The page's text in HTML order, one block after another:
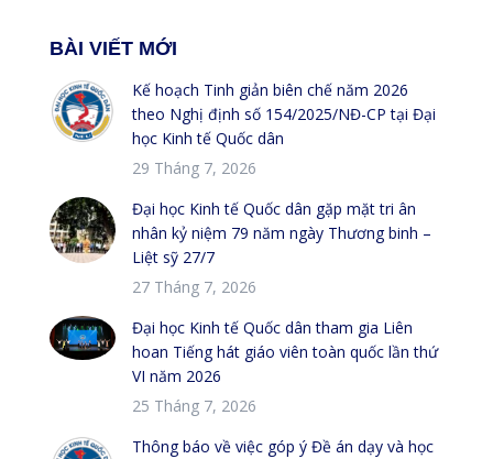
BÀI VIẾT MỚI
Kế hoạch Tinh giản biên chế năm 2026
theo Nghị định số 154/2025/NĐ-CP tại Đại
học Kinh tế Quốc dân
29 Tháng 7, 2026
Đại học Kinh tế Quốc dân gặp mặt tri ân
nhân kỷ niệm 79 năm ngày Thương binh –
Liệt sỹ 27/7
27 Tháng 7, 2026
Đại học Kinh tế Quốc dân tham gia Liên
hoan Tiếng hát giáo viên toàn quốc lần thứ
VI năm 2026
25 Tháng 7, 2026
Thông báo về việc góp ý Đề án dạy và học